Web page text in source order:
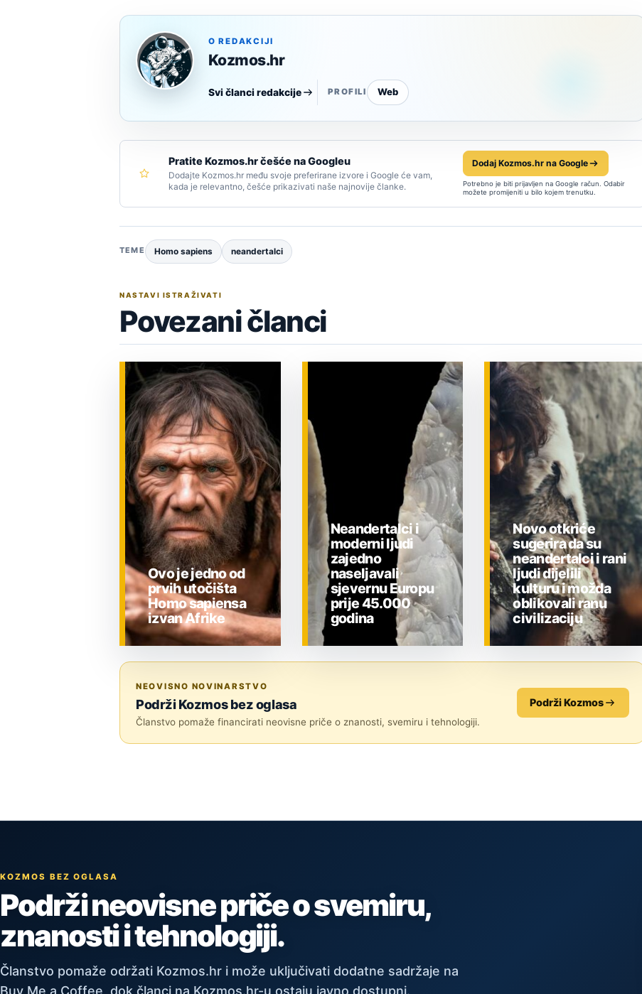
O REDAKCIJI
Kozmos.hr
Svi članci redakcije PROFILI Web
Pratite Kozmos.hr češće na Googleu
Dodajte Kozmos.hr među svoje preferirane izvore i Google će vam,
kada je relevantno, češće prikazivati naše najnovije članke.
Dodaj Kozmos.hr na Google
Potrebno je biti prijavljen na Google račun. Odabir
možete promijeniti u bilo kojem trenutku.
TEME Homo sapiens neandertalci
NASTAVI ISTRAŽIVATI
Povezani članci
Ovo je jedno od
prvih utočišta
Homo sapiensa
izvan Afrike
Neandertalci i
moderni ljudi
zajedno
naseljavali
sjevernu Europu
prije 45.000
godina
Novo otkriće
sugerira da su
neandertalci i rani
ljudi dijelili
kulturu i možda
oblikovali ranu
civilizaciju
NEOVISNO NOVINARSTVO
Podrži Kozmos bez oglasa
Članstvo pomaže financirati neovisne priče o znanosti, svemiru i tehnologiji.
Podrži Kozmos
KOZMOS BEZ OGLASA
Podrži neovisne priče o svemiru,
znanosti i tehnologiji.
Članstvo pomaže održati Kozmos.hr i može uključivati dodatne sadržaje na